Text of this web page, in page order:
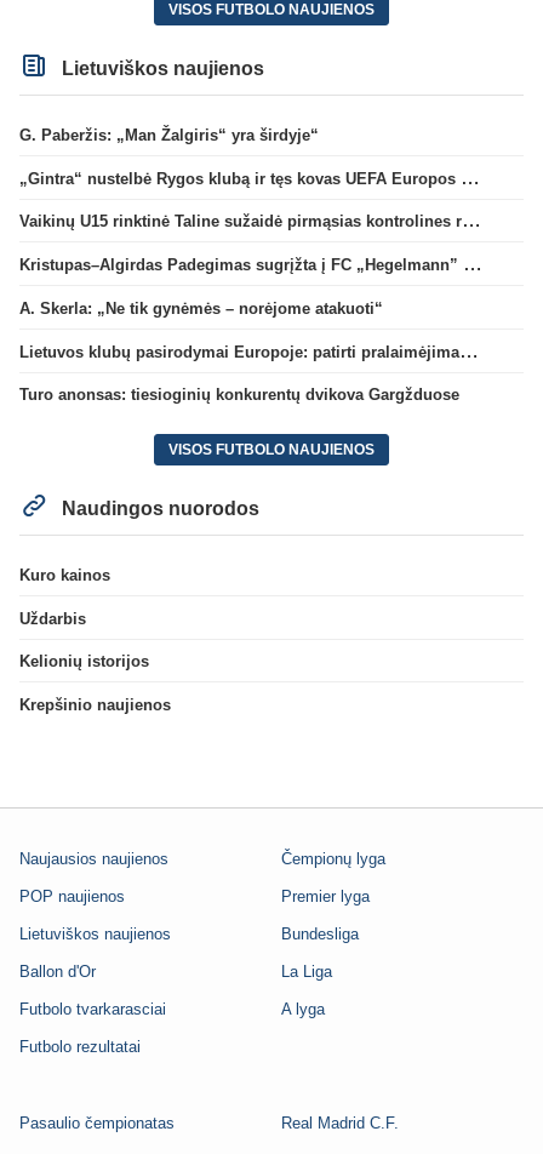
VISOS FUTBOLO NAUJIENOS
Lietuviškos naujienos
G. Paberžis: „Man Žalgiris“ yra širdyje“
„Gintra“ nustelbė Rygos klubą ir tęs kovas UEFA Europos taurės atrankoje
Vaikinų U15 rinktinė Taline sužaidė pirmąsias kontrolines rungtynes
Kristupas–Algirdas Padegimas sugrįžta į FC „Hegelmann” B sudėtį
A. Skerla: „Ne tik gynėmės – norėjome atakuoti“
Lietuvos klubų pasirodymai Europoje: patirti pralaimėjimai Kroatijos atstovams
Turo anonsas: tiesioginių konkurentų dvikova Gargžduose
VISOS FUTBOLO NAUJIENOS
Naudingos nuorodos
Kuro kainos
Uždarbis
Kelionių istorijos
Krepšinio naujienos
Naujausios naujienos
POP naujienos
Lietuviškos naujienos
Ballon d'Or
Futbolo tvarkarasciai
Futbolo rezultatai
Čempionų lyga
Premier lyga
Bundesliga
La Liga
A lyga
Pasaulio čempionatas Real Madrid C.F.